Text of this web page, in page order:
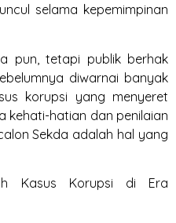
selama kepemimpinan
pun, tetapi publik berhak
diwarnai banyak
korupsi yang menyeret
kehati-hatian dan penilaian
Sekda adalah hal yang
Kasus Korupsi di Era